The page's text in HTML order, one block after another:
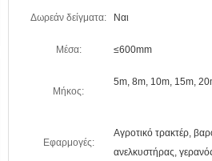
Δωρεάν δείγματα: Ναι
Μέσα: ≤600mm
Μήκος:
5m, 8m, 10m, 15m,
Εφαρμογές:
Αγροτικό τρακτέρ,
ανελκυστήρας,